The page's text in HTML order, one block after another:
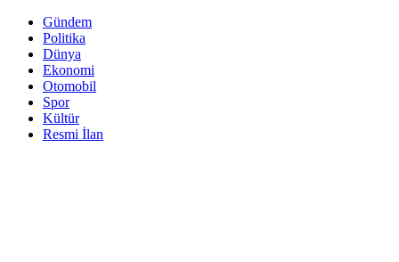
Gündem
Politika
Dünya
Ekonomi
Otomobil
Spor
Kültür
Resmi İlan